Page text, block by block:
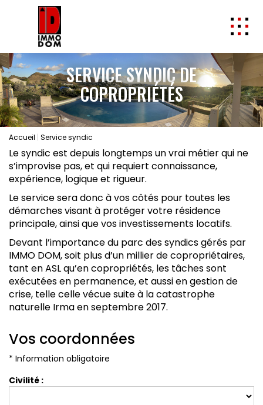
ACHETER
LOUER
Estimation
SYNDIC / GESTION
Service gestion
Service syndic
MON COMPTE GESTION
L'AGENCE
Notre équipe
Vivre à Saint-Martin
CONTACT
05 90 87 00 38
SERVICE SYNDIC DE
COPROPRIÉTÉS
Accueil Service syndic
Le syndic est depuis longtemps un vrai métier qui ne
s’improvise pas, et qui requiert connaissance,
expérience, logique et rigueur.
Le service sera donc à vos côtés pour toutes les
démarches visant à protéger votre résidence
principale, ainsi que vos investissements locatifs.
Devant l’importance du parc des syndics gérés par
IMMO DOM, soit plus d’un millier de copropriétaires,
tant en ASL qu’en copropriétés, les tâches sont
exécutées en permanence, et aussi en gestion de
crise, telle celle vécue suite à la catastrophe
naturelle Irma en septembre 2017.
Vos coordonnées
* Information obligatoire
Civilité :